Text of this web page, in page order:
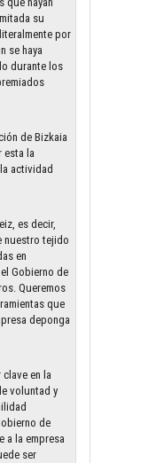
su
por
se haya
durante los
de Bizkaia
esta la
actividad
es decir,
nuestro tejido
en
Gobierno de
Queremos
que
deponga
en la
voluntad y
de
a la empresa
ser